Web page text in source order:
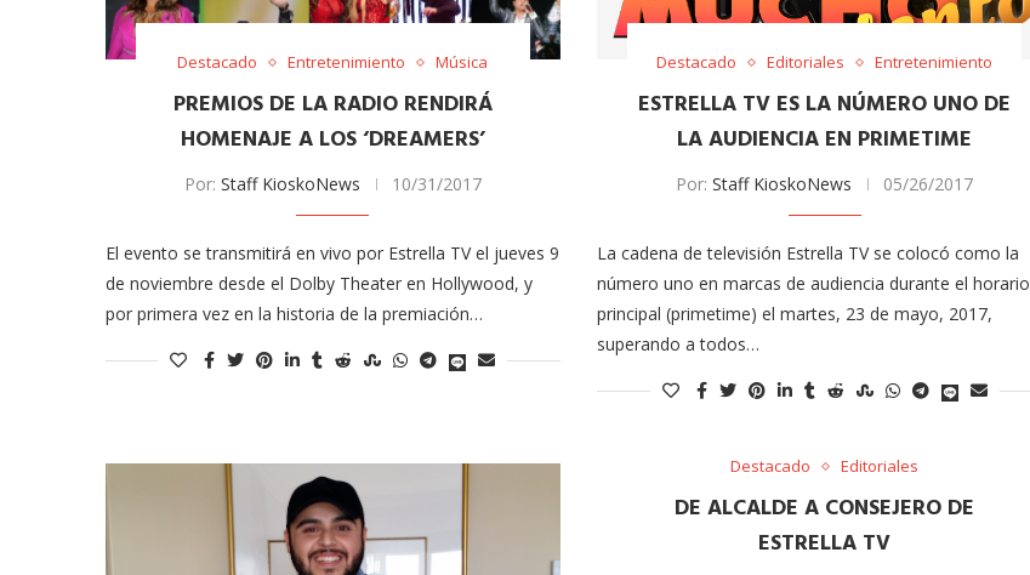
Destacado Entretenimiento Música
PREMIOS DE LA RADIO RENDIRÁ
HOMENAJE A LOS ‘DREAMERS’
Por: Staff KioskoNews 10/31/2017
El evento se transmitirá en vivo por Estrella TV el jueves 9
de noviembre desde el Dolby Theater en Hollywood, y
por primera vez en la historia de la premiación…
Destacado Editoriales Entretenimiento
ESTRELLA TV ES LA NÚMERO UNO DE
LA AUDIENCIA EN PRIMETIME
Por:Staff KioskoNews 05/26/2017
La cadena de televisión Estrella TV se colocó como la
número uno en marcas de audiencia durante el horario
principal (primetime) el martes, 23 de mayo, 2017,
superando a todos…
Destacado Editoriales
DE ALCALDE A CONSEJERO DE
ESTRELLA TV
habla sobre su
A former acting director of the
CDC claims...
03/18/2026
Tu voz importa ¡Sal a votar!
11/03/2025